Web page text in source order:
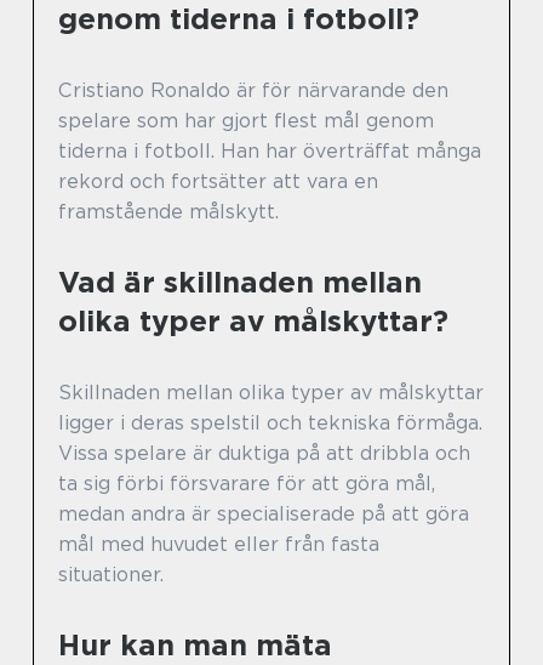
genom tiderna i fotboll?
Cristiano Ronaldo är för närvarande den
spelare som har gjort flest mål genom
tiderna i fotboll. Han har överträffat många
rekord och fortsätter att vara en
framstående målskytt.
Vad är skillnaden mellan
olika typer av målskyttar?
Skillnaden mellan olika typer av målskyttar
ligger i deras spelstil och tekniska förmåga.
Vissa spelare är duktiga på att dribbla och
ta sig förbi försvarare för att göra mål,
medan andra är specialiserade på att göra
mål med huvudet eller från fasta
situationer.
Hur kan man mäta